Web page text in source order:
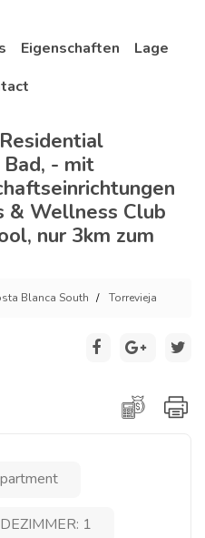
Eigenschaften
Lage
- mit
& Wellness Club
nur 3km zum
Blanca South Torrevieja
1